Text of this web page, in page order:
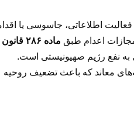
اطلاعاتی، جاسوسی یا
اعدام طبق ماده ۲۸۶ قانون مجازات اسلامی
نفع رژیم صهیونیستی است.
معاند که باعث تضعیف